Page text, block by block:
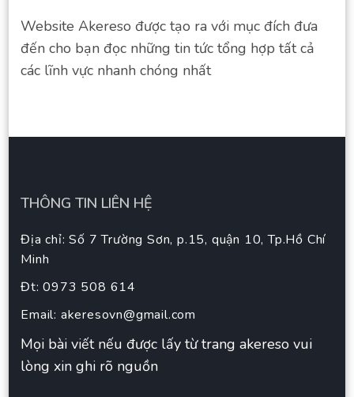
Website Akereso được tạo ra với mục đích đưa
đến cho bạn đọc những tin tức tổng hợp tất cả
các lĩnh vực nhanh chóng nhất
THÔNG TIN LIÊN HỆ
Địa chỉ: Số 7 Trường Sơn, p.15, quận 10, Tp.Hồ Chí
Minh
Đt: 0973 508 614
Email: akeresovn@gmail.com
Mọi bài viết nếu được lấy từ trang akereso vui
lòng xin ghi rõ nguồn